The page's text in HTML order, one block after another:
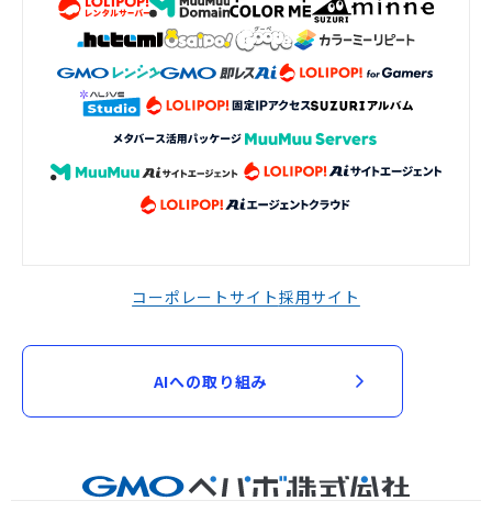
コーポレートサイト採用サイト
AIへの取り組み